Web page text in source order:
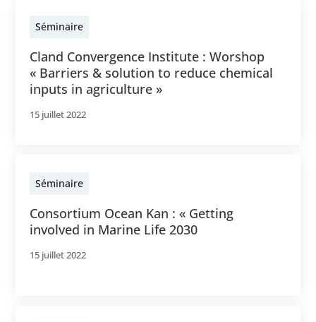
Séminaire
Cland Convergence Institute : Worshop
« Barriers & solution to reduce chemical
inputs in agriculture »
15 juillet 2022
Séminaire
Consortium Ocean Kan : « Getting
involved in Marine Life 2030
15 juillet 2022